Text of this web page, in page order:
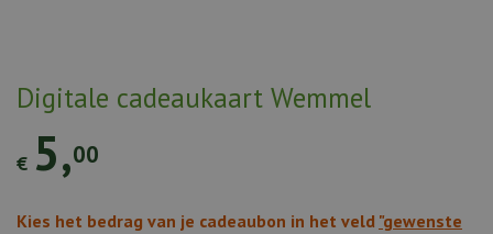
Digitale cadeaukaart Wemmel
€ 5,00
Kies het bedrag van je cadeaubon in het veld "gewenste